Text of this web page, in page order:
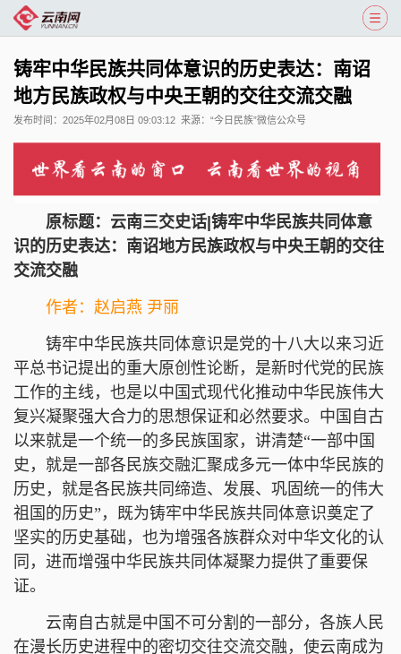
铸牢中华民族共同体意识的历史表达：南诏
地方民族政权与中央王朝的交往交流交融
发布时间： 2025年02月08日 09:03:12 来源： “今日民族”微信公众号
原标题：云南三交史话|铸牢中华民族共同体意
识的历史表达：南诏地方民族政权与中央王朝的交往
交流交融
作者：赵启燕 尹丽
铸牢中华民族共同体意识是党的十八大以来习近
平总书记提出的重大原创性论断，是新时代党的民族
工作的主线，也是以中国式现代化推动中华民族伟大
复兴凝聚强大合力的思想保证和必然要求。中国自古
以来就是一个统一的多民族国家，讲清楚“一部中国
史，就是一部各民族交融汇聚成多元一体中华民族的
历史，就是各民族共同缔造、发展、巩固统一的伟大
祖国的历史”，既为铸牢中华民族共同体意识奠定了
坚实的历史基础，也为增强各族群众对中华文化的认
同，进而增强中华民族共同体凝聚力提供了重要保
证。
云南自古就是中国不可分割的一部分，各族人民
在漫长历史进程中的密切交往交流交融，使云南成为